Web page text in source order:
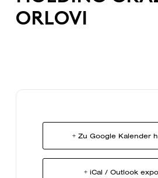
ORLOVI
+ Zu Google Kalender
+ iCal / Outlook